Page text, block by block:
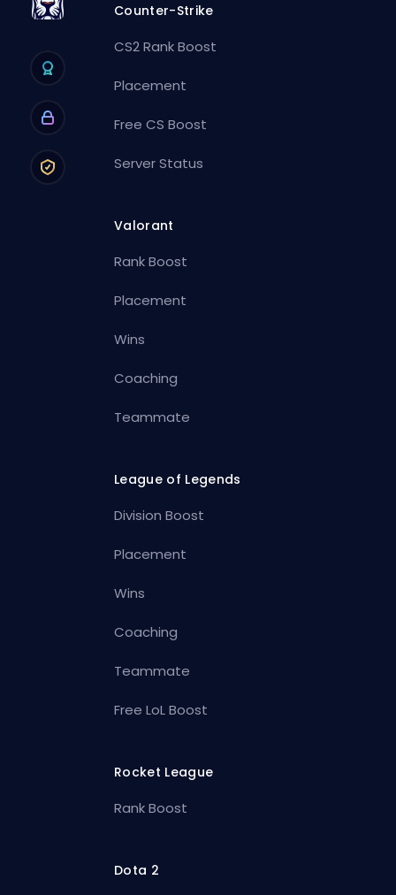
Counter-Strike
CS2 Rank Boost
Placement
Free CS Boost
Server Status
Valorant
Rank Boost
Placement
Wins
Coaching
Teammate
League of Legends
Division Boost
Placement
Wins
Coaching
Teammate
Free LoL Boost
Rocket League
Rank Boost
Dota 2